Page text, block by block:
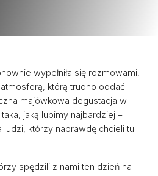
wypełniła się rozmowami,
którą trudno oddać
majówkowa degustacja w
jaką lubimy najbardziej –
ludzi, którzy naprawdę chcieli tu
spędzili z nami ten dzień na